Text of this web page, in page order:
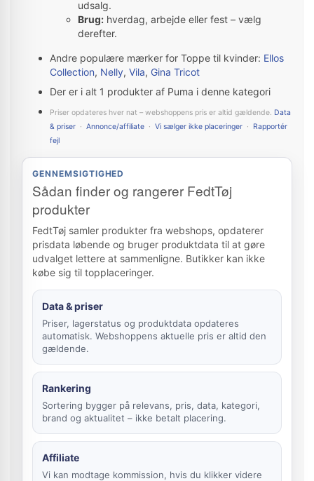
udsalg.
Brug: hverdag, arbejde eller fest – vælg
derefter.
Andre populære mærker for Toppe til kvinder: Ellos
Collection, Nelly, Vila, Gina Tricot
Der er i alt 1 produkter af Puma i denne kategori
Priser opdateres hver nat – webshoppens pris er altid gældende. Data
& priser · Annonce/affiliate · Vi sælger ikke placeringer · Rapportér
fejl
GENNEMSIGTIGHED
Sådan finder og rangerer FedtTøj
produkter
FedtTøj samler produkter fra webshops, opdaterer
prisdata løbende og bruger produktdata til at gøre
udvalget lettere at sammenligne. Butikker kan ikke
købe sig til topplaceringer.
Data & priser
Priser, lagerstatus og produktdata opdateres
automatisk. Webshoppens aktuelle pris er altid den
gældende.
Rankering
Sortering bygger på relevans, pris, data, kategori,
brand og aktualitet – ikke betalt placering.
Affiliate
Vi kan modtage kommission, hvis du klikker videre